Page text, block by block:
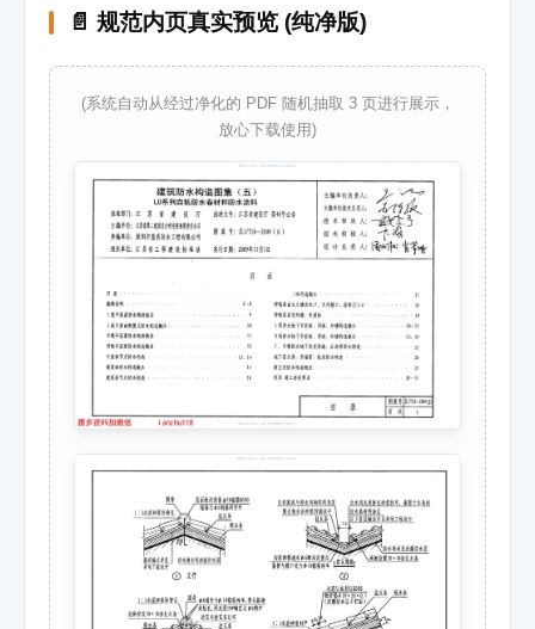
📄 规范内页真实预览 (纯净版)
(系统自动从经过净化的 PDF 随机抽取 3 页进行展示，
放心下载使用)